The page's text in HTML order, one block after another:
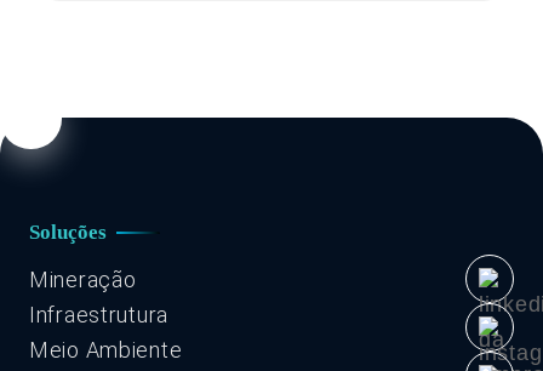
Soluções
Mineração
Infraestrutura
Meio Ambiente